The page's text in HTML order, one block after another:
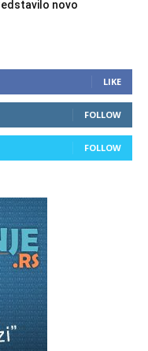
novo
LIKE
FOLLOW
FOLLOW